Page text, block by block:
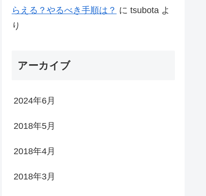
らえる？やるべき手順は？ に tsubota よ
り
アーカイブ
2024年6月
2018年5月
2018年4月
2018年3月